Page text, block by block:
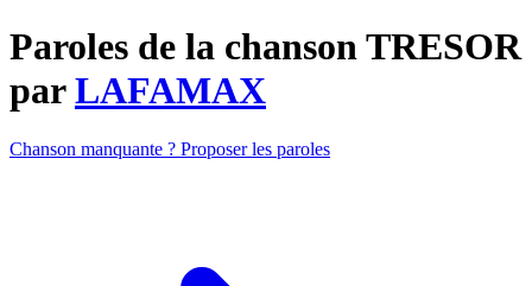
Paroles de la chanson TRESOR
parLAFAMAX
Chanson manquante ? Proposer les paroles